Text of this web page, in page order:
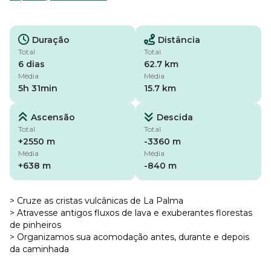
Duração
Total
6 dias
Média
5h 31min
Distância
Total
62.7 km
Média
15.7 km
Ascensão
Total
+2550 m
Média
+638 m
Descida
Total
-3360 m
Média
-840 m
> Cruze as cristas vulcânicas de La Palma
> Atravesse antigos fluxos de lava e exuberantes florestas
de pinheiros
> Organizamos sua acomodação antes, durante e depois
da caminhada